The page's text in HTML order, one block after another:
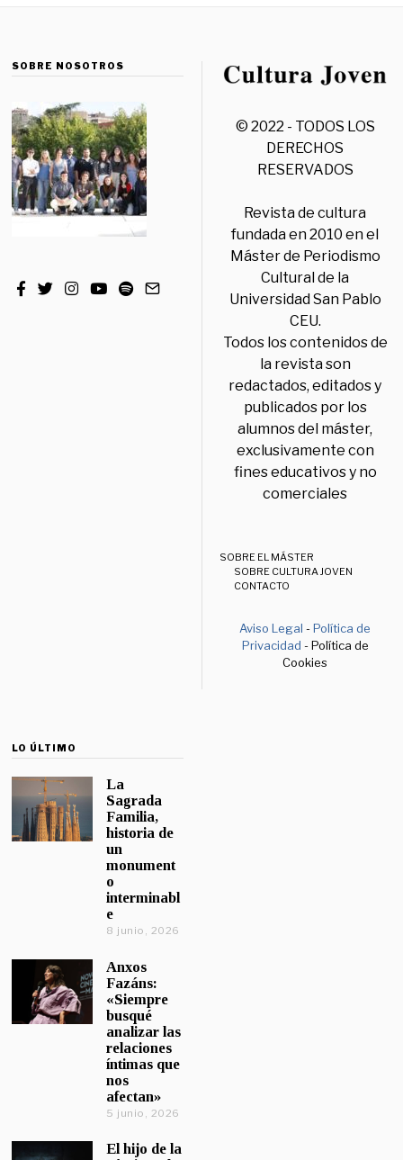
SOBRE NOSOTROS
© 2022 - TODOS LOS
DERECHOS
RESERVADOS
Revista de cultura
fundada en 2010 en el
Máster de Periodismo
Cultural de la
Universidad San Pablo
CEU.
Todos los contenidos de
la revista son
redactados, editados y
publicados por los
alumnos del máster,
exclusivamente con
fines educativos y no
comerciales
SOBRE EL MÁSTER
SOBRE CULTURA JOVEN
CONTACTO
Aviso Legal -Política de
Privacidad - Política de
Cookies
LO ÚLTIMO
La
Sagrada
Familia,
historia de
un
monument
o
interminabl
e
8 junio, 2026
Anxos
Fazáns:
«Siempre
busqué
analizar las
relaciones
íntimas que
nos
afectan»
5 junio, 2026
El hijo de la